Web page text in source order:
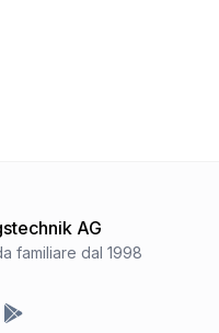
AG
familiare dal 1998
Google Play Store